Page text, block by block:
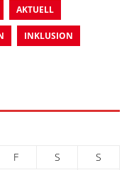
AKTUELL
INKLUSION
F S
S